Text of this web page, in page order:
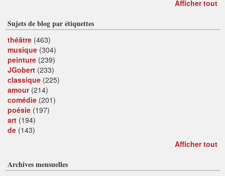
Afficher tout
Sujets de blog par étiquettes
théâtre (463)
musique (304)
peinture (239)
JGobert (233)
classique (225)
amour(214)
comédie (201)
poésie (197)
art (194)
de (143)
Afficher tout
Archives mensuelles